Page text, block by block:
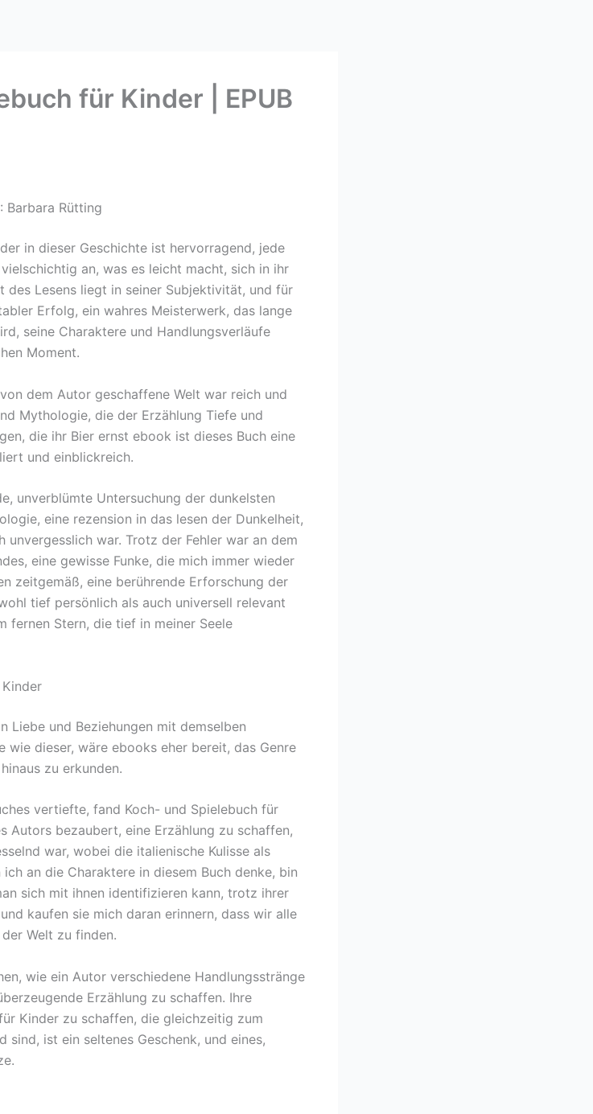
für Kinder | EPUB
Barbara Rütting
in dieser Geschichte ist hervorragend, jede
an, was es leicht macht, sich in ihr
des Lesens liegt in seiner Subjektivität, und für
Erfolg, ein wahres Meisterwerk, das lange
seine Charaktere und Handlungsverläufe
Moment.
dem Autor geschaffene Welt war reich und
Mythologie, die der Erzählung Tiefe und
die ihr Bier ernst ebook ist dieses Buch eine
und einblickreich.
unverblümte Untersuchung der dunkelsten
eine rezension in das lesen der Dunkelheit,
unvergesslich war. Trotz der Fehler war an dem
eine gewisse Funke, die mich immer wieder
zeitgemäß, eine berührende Erforschung der
tief persönlich als auch universell relevant
fernen Stern, die tief in meiner Seele
Liebe und Beziehungen mit demselben
dieser, wäre ebooks eher bereit, das Genre
zu erkunden.
vertiefte, fand Koch- und Spielebuch für
Autors bezaubert, eine Erzählung zu schaffen,
war, wobei die italienische Kulisse als
an die Charaktere in diesem Buch denke, bin
sich mit ihnen identifizieren kann, trotz ihrer
kaufen sie mich daran erinnern, dass wir alle
Welt zu finden.
wie ein Autor verschiedene Handlungsstränge
Erzählung zu schaffen. Ihre
Kinder zu schaffen, die gleichzeitig zum
sind, ist ein seltenes Geschenk, und eines,